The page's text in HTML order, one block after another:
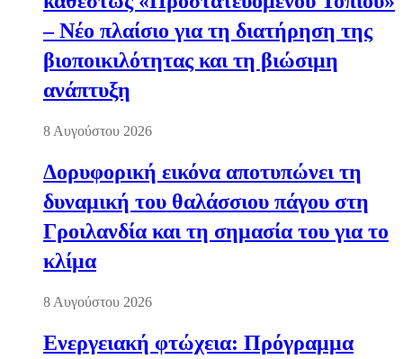
– Νέο πλαίσιο για τη διατήρηση της
βιοποικιλότητας και τη βιώσιμη
ανάπτυξη
8 Αυγούστου 2026
Δορυφορική εικόνα αποτυπώνει τη
δυναμική του θαλάσσιου πάγου στη
Γροιλανδία και τη σημασία του για το
κλίμα
8 Αυγούστου 2026
Ενεργειακή φτώχεια: Πρόγραμμα